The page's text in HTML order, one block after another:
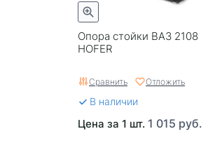
Опора стойки ВАЗ 2108
HOFER
Сравнить Отложить
В наличии
Цена за 1 шт. 1 015 руб.